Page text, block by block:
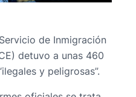
de Inmigración
detuvo a unas 460
y peligrosas”.